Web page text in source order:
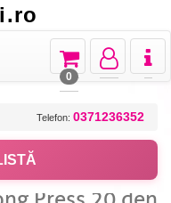
Toggle
Toggle
navigation
Toggle
navigation
0
Telefon: 0371236352